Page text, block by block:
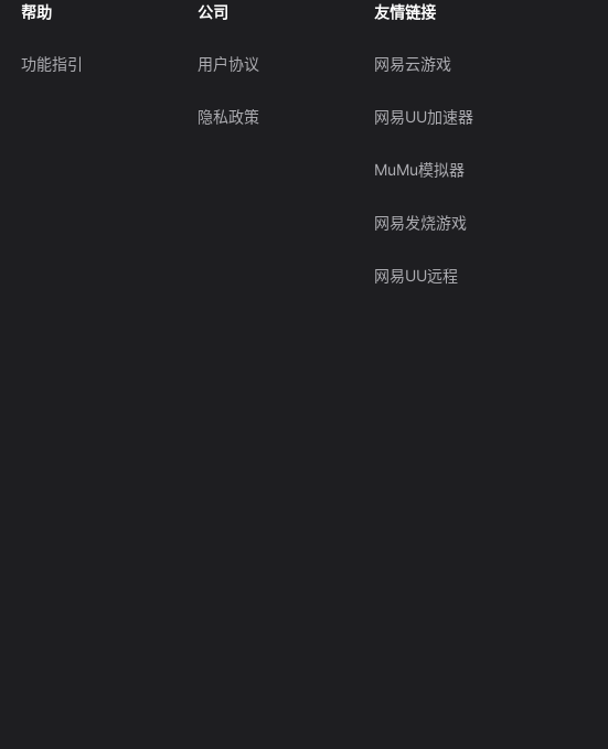
帮助
功能指引
公司
用户协议
隐私政策
友情链接
网易云游戏
网易UU加速器
MuMu模拟器
网易发烧游戏
网易UU远程